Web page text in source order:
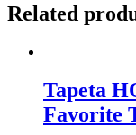
Related
Tapeta
Favorite